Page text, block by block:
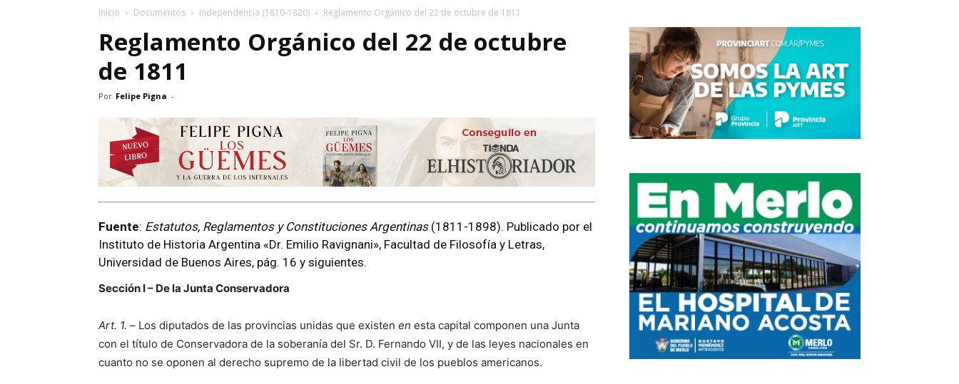
Inicio Documentos Independencia (1810-1820) Reglamento Orgánico del 22 de octubre de 1811
Reglamento Orgánico del 22 de octubre
de 1811
Por Felipe Pigna -
Fuente: Estatutos, Reglamentos y Constituciones Argentinas (1811-1898). Publicado por el
Instituto de Historia Argentina «Dr. Emilio Ravignani», Facultad de Filosofía y Letras,
Universidad de Buenos Aires, pág. 16 y siguientes.
Sección I – De la Junta Conservadora
Art. 1. – Los diputados de las provincias unidas que existen en esta capital componen una Junta
con el título de Conservadora de la soberanía del Sr. D. Fernando VII, y de las leyes nacionales en
cuanto no se oponen al derecho supremo de la libertad civil de los pueblos americanos.